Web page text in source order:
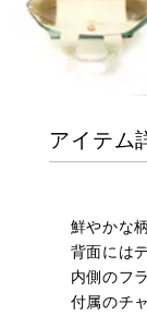
アイテム
鮮やかな
背面には
内側のフ
付属のチ